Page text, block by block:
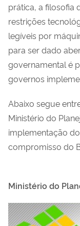
prática, a filosofia
restrições
legíveis por
para ser dado
governamental é
governos
Abaixo segue
Ministério do
implementação do
compromisso do
Ministério do